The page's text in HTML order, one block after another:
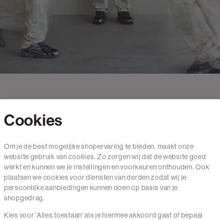
Mail ons
020 - 3412 650
Van maandag t/m vrijdag van 8.30 uur tot 18.00 uur.
Cookies
Om je de best mogelijke shopervaring te bieden, maakt onze
website gebruik van cookies. Zo zorgen wij dat de website goed
werkt en kunnen we je instellingen en voorkeuren onthouden. Ook
plaatsen we cookies voor diensten van derden zodat wij je
persoonlijke aanbiedingen kunnen doen op basis van je
shopgedrag.
Kies voor 'Alles toestaan' als je hiermee akkoord gaat of bepaal